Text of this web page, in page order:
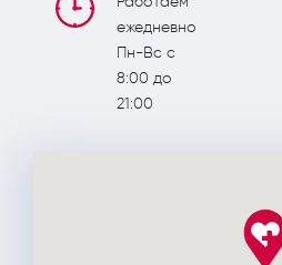
ежедневно
Пн-Вс c
8:00 до
21:00